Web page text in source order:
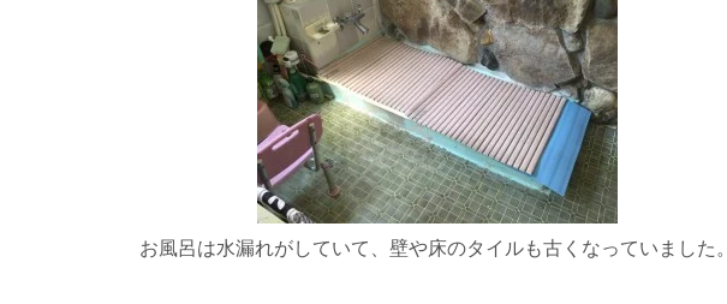
お風呂は水漏れがしていて、壁や床のタイルも古くなっていました。